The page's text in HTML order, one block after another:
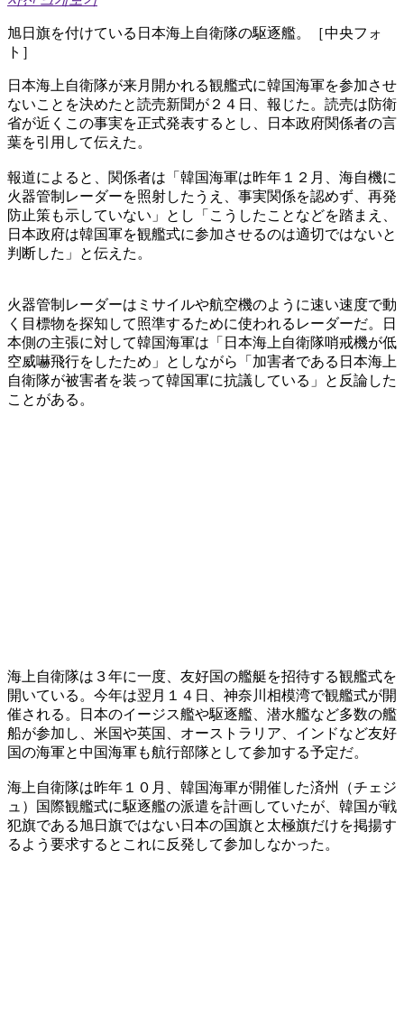
旭日旗を付けている日本海上自衛隊の駆逐艦。［中央フォ
ト］
日本海上自衛隊が来月開かれる観艦式に韓国海軍を参加させ
ないことを決めたと読売新聞が２４日、報じた。読売は防衛
省が近くこの事実を正式発表するとし、日本政府関係者の言
葉を引用して伝えた。
報道によると、関係者は「韓国海軍は昨年１２月、海自機に
火器管制レーダーを照射したうえ、事実関係を認めず、再発
防止策も示していない」とし「こうしたことなどを踏まえ、
日本政府は韓国軍を観艦式に参加させるのは適切ではないと
判断した」と伝えた。
火器管制レーダーはミサイルや航空機のように速い速度で動
く目標物を探知して照準するために使われるレーダーだ。日
本側の主張に対して韓国海軍は「日本海上自衛隊哨戒機が低
空威嚇飛行をしたため」としながら「加害者である日本海上
自衛隊が被害者を装って韓国軍に抗議している」と反論した
ことがある。
海上自衛隊は３年に一度、友好国の艦艇を招待する観艦式を
開いている。今年は翌月１４日、神奈川相模湾で観艦式が開
催される。日本のイージス艦や駆逐艦、潜水艦など多数の艦
船が参加し、米国や英国、オーストラリア、インドなど友好
国の海軍と中国海軍も航行部隊として参加する予定だ。
海上自衛隊は昨年１０月、韓国海軍が開催した済州（チェジ
ュ）国際観艦式に駆逐艦の派遣を計画していたが、韓国が戦
犯旗である旭日旗ではない日本の国旗と太極旗だけを掲揚す
るよう要求するとこれに反発して参加しなかった。